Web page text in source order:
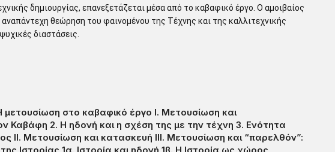
δημιουργίας, επανεξετάζεται μέσα από το καβαφικό έργο. Ο αμοιβαίος
θεώρηση του φαινομένου της Τέχνης και της καλλιτεχνικής
διαστάσεις.
στο καβαφικό έργο Ι. Μετουσίωση και
Καβάφη 2. Η ηδονή και η σχέση της με την τέχνη 3. Ενότητα
II. Μετουσίωση και κατασκευή III. Μετουσίωση και “παρελθόν”: